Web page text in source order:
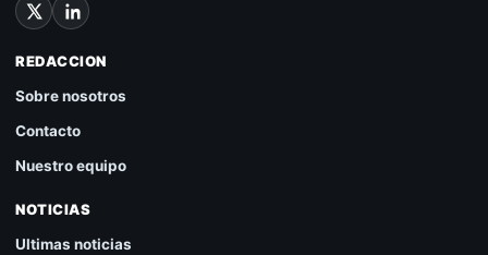
REDACCION
Sobre nosotros
Contacto
Nuestro equipo
NOTICIAS
Ultimas noticias